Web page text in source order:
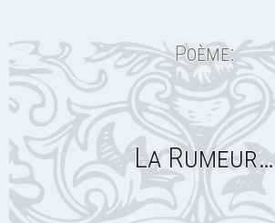
Poème:
La Rumeur…